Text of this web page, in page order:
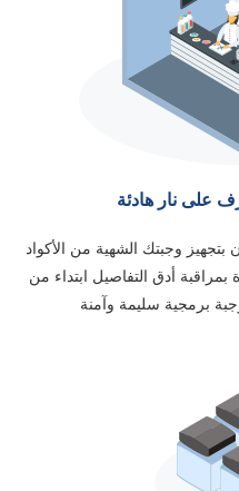
على نار هادئة
بتجهيز وجبتك الشهية من الأكواد
بمراقبة أدق التفاصيل ابتداء من
برمجية سليمة وآمنة